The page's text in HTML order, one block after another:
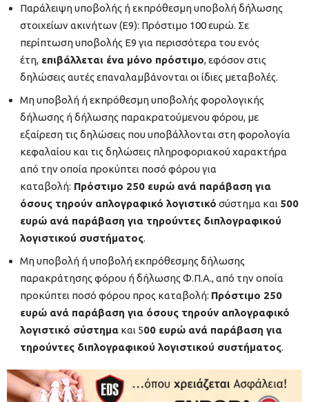
Παράλειψη υποβολής ή εκπρόθεσμη υποβολή δήλωσης
στοιχείων ακινήτων (Ε9): Πρόστιμο 100 ευρώ. Σε
περίπτωση υποβολής Ε9 για περισσότερα του ενός
έτη,επιβάλλεται ένα μόνο πρόστιμο, εφόσον στις
δηλώσεις αυτές επαναλαμβάνονται οι ίδιες μεταβολές.
Μη υποβολή ή εκπρόθεσμη υποβολής φορολογικής
δήλωσης ή δήλωσης παρακρατούμενου φόρου, με
εξαίρεση τις δηλώσεις που υποβάλλονται στη φορολογία
κεφαλαίου και τις δηλώσεις πληροφοριακού χαρακτήρα
από την οποία προκύπτει ποσό φόρου για
καταβολή: Πρόστιμο 250 ευρώ ανά παράβαση για
όσους τηρούν απλογραφικό λογιστικό σύστημα και 500
ευρώ ανά παράβαση για τηρούντες διπλογραφικού
λογιστικού συστήματος.
Μη υποβολή ή υποβολή εκπρόθεσμης δήλωσης
παρακράτησης φόρου ή δήλωσης Φ.Π.Α., από την οποία
προκύπτει ποσό φόρου προς καταβολή: Πρόστιμο 250
ευρώ ανά παράβαση για όσους τηρούν απλογραφικό
λογιστικό σύστημακαι 500 ευρώ ανά παράβαση για
τηρούντες διπλογραφικού λογιστικού συστήματος.